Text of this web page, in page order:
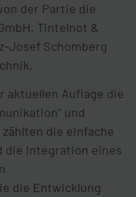
der Partie die
Tintelnot &
Josef Schomberg
aktuellen Auflage die
und
zählten die einfache
die Integration eines
die Entwicklung